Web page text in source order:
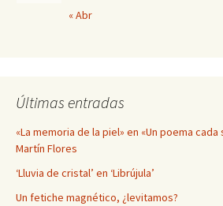
« Abr
Últimas entradas
«La memoria de la piel» en «Un poema
Martín Flores
‘Lluvia de cristal’ en ‘Librújula’
Un fetiche magnético, ¿levitamos?